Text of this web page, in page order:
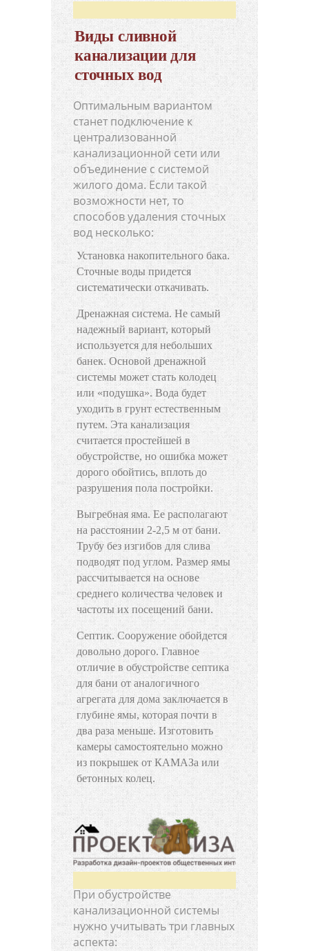
Виды сливной
канализации для
сточных вод
Оптимальным вариантом
станет подключение к
централизованной
канализационной сети или
объединение с системой
жилого дома. Если такой
возможности нет, то
способов удаления сточных
вод несколько:
Установка накопительного бака.
Сточные воды придется
систематически откачивать.
Дренажная система. Не самый
надежный вариант, который
используется для небольших
банек. Основой дренажной
системы может стать колодец
или «подушка». Вода будет
уходить в грунт естественным
путем. Эта канализация
считается простейшей в
обустройстве, но ошибка может
дорого обойтись, вплоть до
разрушения пола постройки.
Выгребная яма. Ее располагают
на расстоянии 2-2,5 м от бани.
Трубу без изгибов для слива
подводят под углом. Размер ямы
рассчитывается на основе
среднего количества человек и
частоты их посещений бани.
Септик. Сооружение обойдется
довольно дорого. Главное
отличие в обустройстве септика
для бани от аналогичного
агрегата для дома заключается в
глубине ямы, которая почти в
два раза меньше. Изготовить
камеры самостоятельно можно
из покрышек от КАМАЗа или
бетонных колец.
При обустройстве
канализационной системы
нужно учитывать три главных
аспекта: